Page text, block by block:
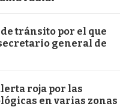
tránsito por el que
general de
roja por las
en varias zonas